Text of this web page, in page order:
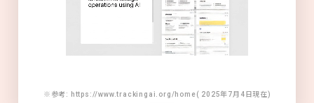
※参考: https://www.trackingai.org/home( 2025年7月4日現在)